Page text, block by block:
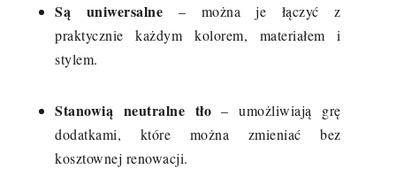
Są uniwersalne – można je łączyć z
praktycznie każdym kolorem, materiałem i
stylem.
Stanowią neutralne tło – umożliwiają grę
dodatkami, które można zmieniać bez
kosztownej renowacji.